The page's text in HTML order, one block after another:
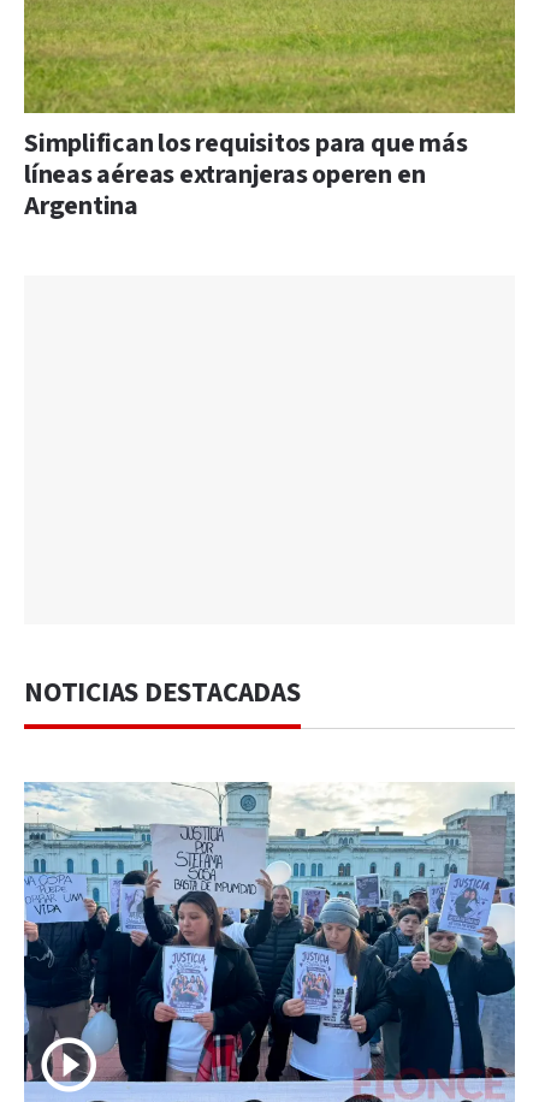
Simplifican los requisitos para que más
líneas aéreas extranjeras operen en
Argentina
NOTICIAS DESTACADAS